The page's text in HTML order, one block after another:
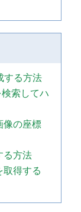
する方法
索してハ
像の座標
る方法
取得する